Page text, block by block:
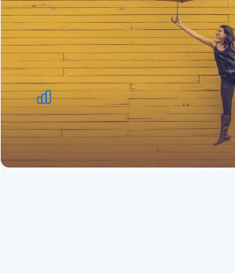
2026 2025 2024 2023 2022 2021
2020
2019 2018 2017 2016
2015
2014
2013 2012 2011 2010 2009
2008 2007 2006 2005 2004
Estatísticas do Euromilhoes